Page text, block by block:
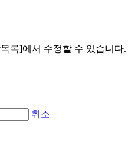
록]에서 수정할 수 있습니다.
취소